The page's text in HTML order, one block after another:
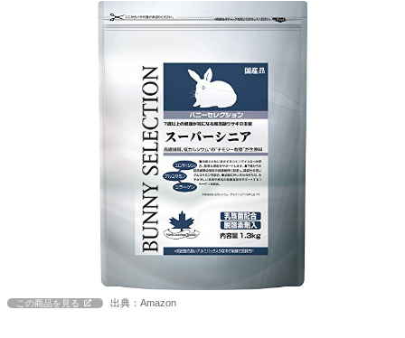
この商品を見る 出典：Amazon